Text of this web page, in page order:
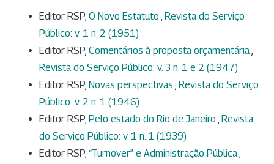
Editor RSP, O Novo Estatuto , Revista do Serviço
Público: v. 1 n. 2 (1951)
Editor RSP, Comentários à proposta orçamentária,
Revista do Serviço Público: v. 3 n. 1 e 2 (1947)
Editor RSP, Novas perspectivas , Revista do Serviço
Público: v. 2 n. 1 (1946)
Editor RSP, Pelo estado do Rio de Janeiro , Revista
do Serviço Público: v. 1 n. 1 (1939)
Editor RSP, “Turnover” e Administração Pública,